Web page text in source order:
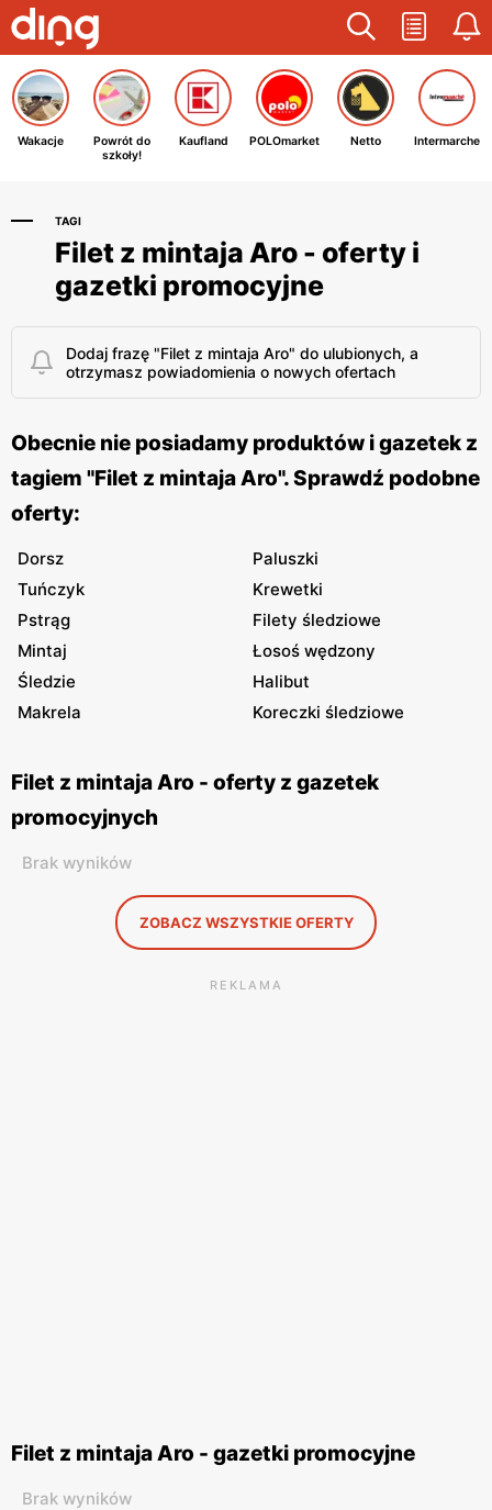
Wakacje
Powrót do
szkoły!
Kaufland POLOmarket Netto Intermarche
TAGI
Filet z mintaja Aro - oferty i
gazetki promocyjne
Dodaj frazę "Filet z mintaja Aro" do ulubionych, a
otrzymasz powiadomienia o nowych ofertach
Obecnie nie posiadamy produktów i gazetek z
tagiem "Filet z mintaja Aro". Sprawdź podobne
oferty:
Dorsz
Paluszki
Tuńczyk
Krewetki
Pstrąg
Filety śledziowe
Mintaj
Łosoś wędzony
Śledzie
Halibut
Makrela
Koreczki śledziowe
Filet z mintaja Aro - oferty z gazetek
promocyjnych
Brak wyników
ZOBACZ WSZYSTKIE OFERTY
REKLAMA
Filet z mintaja Aro - gazetki promocyjne
Brak wyników